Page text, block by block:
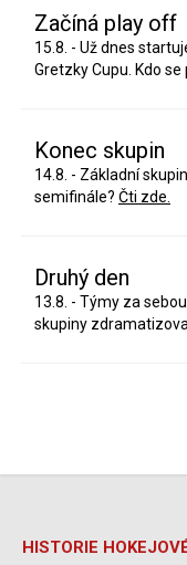
Začíná play off
15.8. - Už dnes
Gretzky Cupu. Kdo
Konec skupin
14.8. - Základní
semifinále? Čti zde.
Druhý den
13.8. - Týmy za
skupiny
HISTORIE